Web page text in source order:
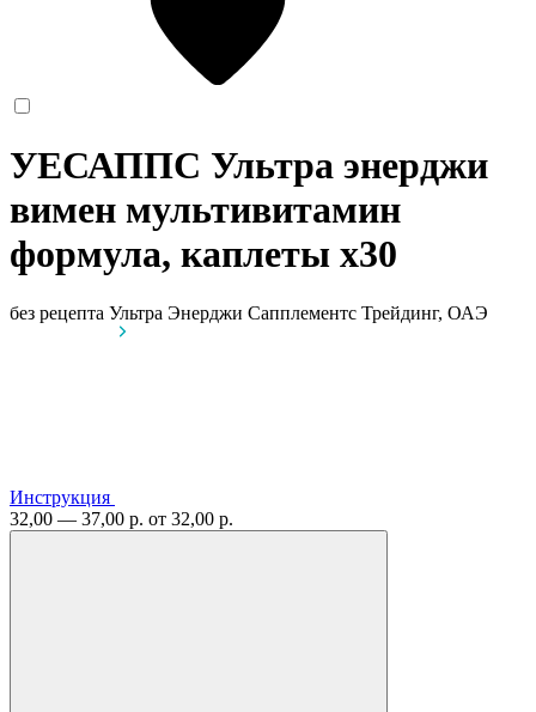
УЕСАППС Ультра энерджи
вимен мультивитамин
формула, каплеты x30
без рецепта Ультра Энерджи Сапплементс Трейдинг, ОАЭ
Инструкция
32,00 — 37,00 р. от 32,00 р.